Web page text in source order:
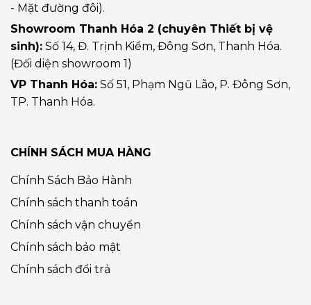
- Mặt đường đôi).
Showroom Thanh Hóa 2 (chuyên Thiết bị vệ
sinh): Số 14, Đ. Trịnh Kiểm, Đông Sơn, Thanh Hóa.
(Đối diện showroom 1)
VP Thanh Hóa: Số 51, Phạm Ngũ Lão, P. Đông Sơn,
TP. Thanh Hóa.
CHÍNH SÁCH MUA HÀNG
Chính Sách Bảo Hành
Chính sách thanh toán
Chính sách vận chuyển
Chính sách bảo mật
Chính sách đổi trả